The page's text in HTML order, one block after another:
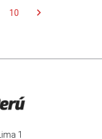
10 chevron_right
1